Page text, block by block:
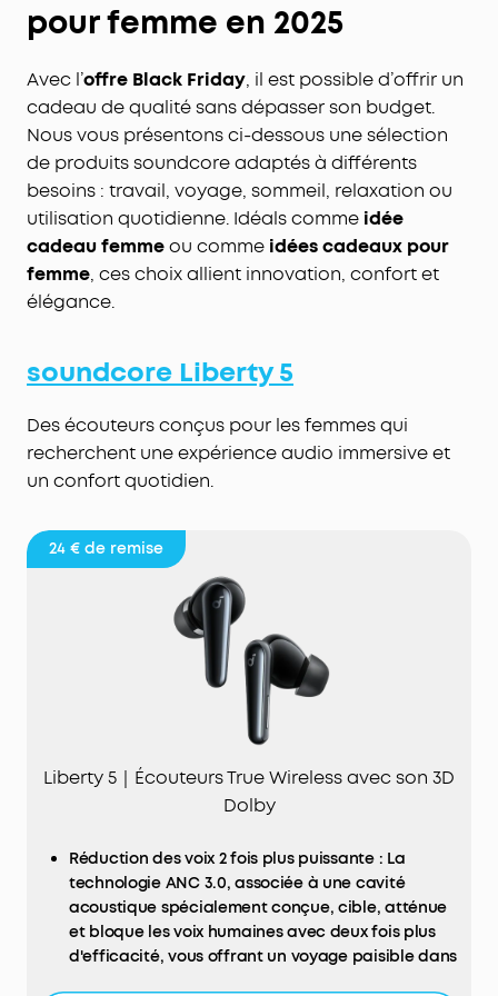
pour femme en 2025
Avec l’offre Black Friday, il est possible d’offrir un
cadeau de qualité sans dépasser son budget.
Nous vous présentons ci-dessous une sélection
de produits soundcore adaptés à différents
besoins : travail, voyage, sommeil, relaxation ou
utilisation quotidienne. Idéals comme idée
cadeau femmeou comme idées cadeaux pour
femme, ces choix allient innovation, confort et
élégance.
soundcore Liberty 5
Des écouteurs conçus pour les femmes qui
recherchent une expérience audio immersive et
un confort quotidien.
24 € de remise
Liberty 5｜Écouteurs True Wireless avec son 3D
Dolby
Réduction des voix 2 fois plus puissante : La
technologie ANC 3.0, associée à une cavité
acoustique spécialement conçue, cible, atténue
et bloque les voix humaines avec deux fois plus
d'efficacité, vous offrant un voyage paisible dans